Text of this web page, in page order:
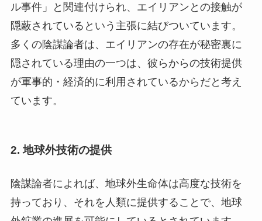
ル事件」と関連付けられ、エイリアンとの接触が
隠蔽されているという主張に結びついています。
多くの陰謀論者は、エイリアンの存在が秘密裏に
隠されている理由の一つは、彼らからの技術提供
が軍事的・経済的に利用されているからだと考え
ています。
2.地球外技術の提供
陰謀論者によれば、地球外生命体は高度な技術を
持っており、それを人類に提供することで、地球